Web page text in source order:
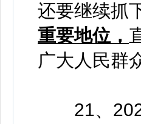
还要继续抓
重要地位，
广大人民群
21、2020